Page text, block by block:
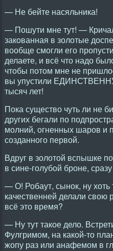
— Не бейте насяльника!
— Пошути мне тут! —
закованная в золотые
вообще смогли его
делаете, и всё что надо
чтобы потом мне не
вы упустили
тысяч лет!
Пока существо чуть ли не
других бегали по
молний, огненных шаров и
созданного первой.
Вдруг в золотой вспышке
в сине-голубой броне,
— О! Робаут, сынок, ну
качественней делали свою
всё это время?
— Ну тут такое дело.
Фулгримом, на какой-то
жопу раз или анафемом в